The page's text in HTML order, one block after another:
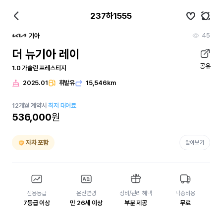
237하1555
기아 45
더 뉴기아 레이
1.0 가솔린 프레스티지 공유
2025.01 휘발유 15,546km
12개월 계약시최저 대여료
536,000원
자차 포함 알아보기
신용등급
7등급 이상
운전연령
만 26세 이상
정비/관리 혜택
부분 제공
탁송비용
무료